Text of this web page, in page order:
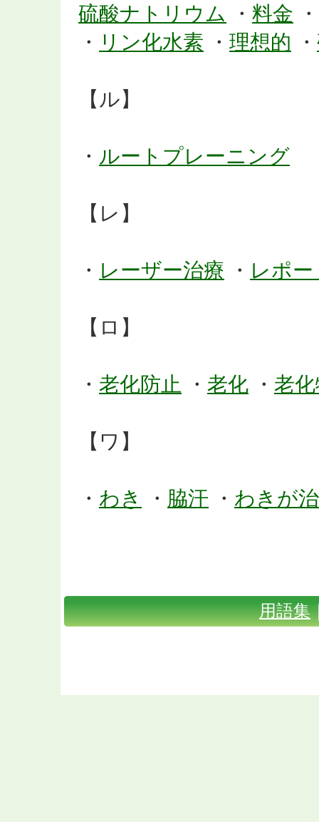
硫酸ナトリウム
・ 料金 ・
・ リン化水素 ・ 理想的 ・
【ル】
・ ルートプレーニング
【レ】
・ レーザー治療 ・ レポー
【ロ】
・ 老化防止 ・ 老化 ・ 老
【ワ】
・ わき ・ 脇汗 ・ わきが
用語集